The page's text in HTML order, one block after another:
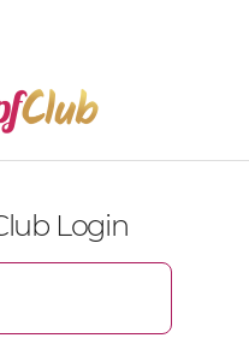
Login